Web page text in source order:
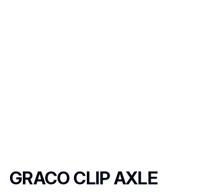
Productnaam
GRACO CLIP AXLE